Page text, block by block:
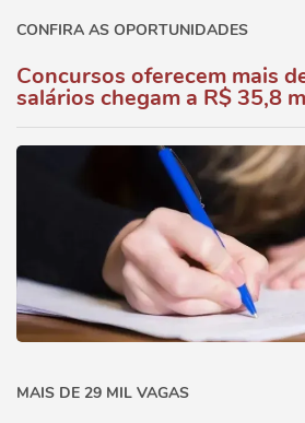
CONFIRA AS OPORTUNIDADES
Concursos oferecem mais
salários chegam a R$ 35,8
MAIS DE 29 MIL VAGAS